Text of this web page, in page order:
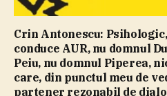
Crin Antonescu:
conduce AUR, nu domnul
Peiu, nu domnul Piperea,
care, din punctul meu de
partener rezonabil de